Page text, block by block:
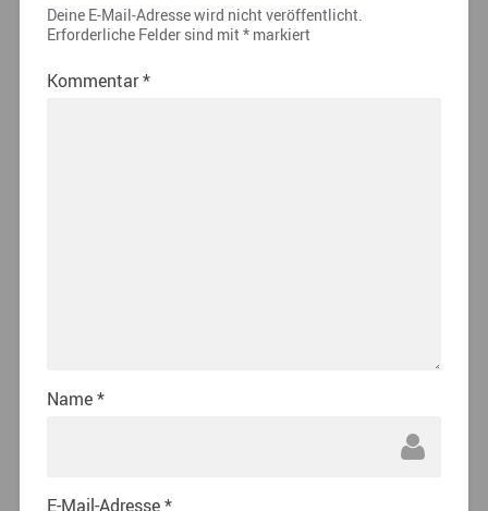
Deine E-Mail-Adresse wird nicht veröffentlicht.
Erforderliche Felder sind mit*markiert
Kommentar*
Name*
E-Mail-Adresse*